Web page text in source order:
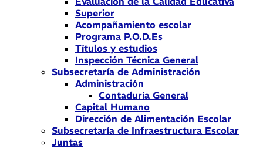
Superior
Acompañamiento escolar
Programa P.O.D.Es
Títulos y estudios
Inspección Técnica General
Subsecretaría de Administración
Administración
Contaduría General
Capital Humano
Dirección de Alimentación Escolar
Subsecretaría de Infraestructura Escolar
Juntas